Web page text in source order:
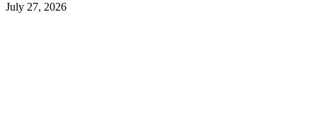
July 27, 2026